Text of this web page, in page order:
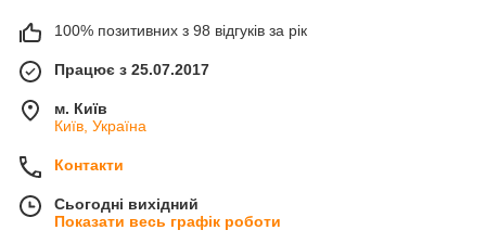
100% позитивних з 98 відгуків за рік
Працює з 25.07.2017
м. Київ
Київ, Україна
Контакти
Сьогодні вихідний
Показати весь графік роботи